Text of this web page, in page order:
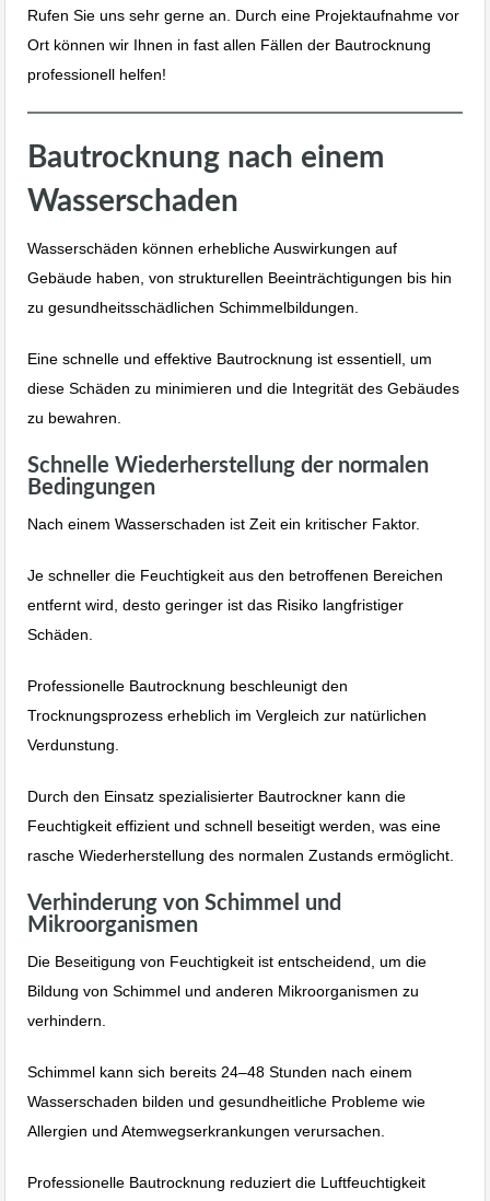
Rufen Sie uns sehr gerne an. Durch eine Projektaufnahme vor
Ort können wir Ihnen in fast allen Fällen der Bautrocknung
professionell helfen!
Bautrocknung nach einem
Wasserschaden
Wasserschäden können erhebliche Auswirkungen auf
Gebäude haben, von strukturellen Beeinträchtigungen bis hin
zu gesundheitsschädlichen Schimmelbildungen.
Eine schnelle und effektive Bautrocknung ist essentiell, um
diese Schäden zu minimieren und die Integrität des Gebäudes
zu bewahren.
Schnelle Wiederherstellung der normalen
Bedingungen
Nach einem Wasserschaden ist Zeit ein kritischer Faktor.
Je schneller die Feuchtigkeit aus den betroffenen Bereichen
entfernt wird, desto geringer ist das Risiko langfristiger
Schäden.
Professionelle Bautrocknung beschleunigt den
Trocknungsprozess erheblich im Vergleich zur natürlichen
Verdunstung.
Durch den Einsatz spezialisierter Bautrockner kann die
Feuchtigkeit effizient und schnell beseitigt werden, was eine
rasche Wiederherstellung des normalen Zustands ermöglicht.
Verhinderung von Schimmel und
Mikroorganismen
Die Beseitigung von Feuchtigkeit ist entscheidend, um die
Bildung von Schimmel und anderen Mikroorganismen zu
verhindern.
Schimmel kann sich bereits 24–48 Stunden nach einem
Wasserschaden bilden und gesundheitliche Probleme wie
Allergien und Atemwegserkrankungen verursachen.
Professionelle Bautrocknung reduziert die Luftfeuchtigkeit